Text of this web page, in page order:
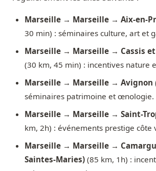
Marseille → Marseille → Aix-en-
30 min) : séminaires culture, art et
Marseille → Marseille → Cassis et
(30 km, 45 min) : incentives nature
Marseille → Marseille → Avignon
séminaires patrimoine et œnologie.
Marseille → Marseille → Saint-
km, 2h) : événements prestige côte
Marseille → Marseille →
Saintes-Maries) (85 km, 1h) :